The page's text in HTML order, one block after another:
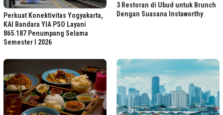
Perkuat Konektivitas Yogyakarta,
KAI Bandara YIA PSO Layani
865.187 Penumpang Selama
Semester I 2026
3 Restoran di Ubud untuk Brunch
Dengan Suasana Instaworthy